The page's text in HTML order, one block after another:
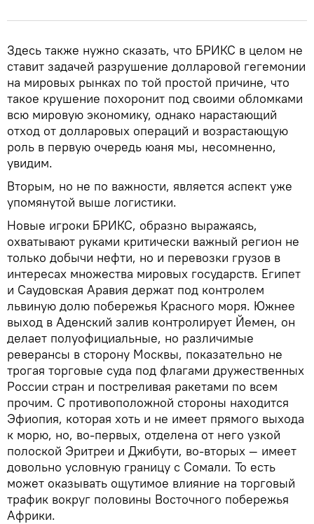
Здесь также нужно сказать, что БРИКС в целом не
ставит задачей разрушение долларовой гегемонии
на мировых рынках по той простой причине, что
такое крушение похоронит под своими обломками
всю мировую экономику, однако нарастающий
отход от долларовых операций и возрастающую
роль в первую очередь юаня мы, несомненно,
увидим.
Вторым, но не по важности, является аспект уже
упомянутой выше логистики.
Новые игроки БРИКС, образно выражаясь,
охватывают руками критически важный регион не
только добычи нефти, но и перевозки грузов в
интересах множества мировых государств. Египет
и Саудовская Аравия держат под контролем
львиную долю побережья Красного моря. Южнее
выход в Аденский залив контролирует Йемен, он
делает полуофициальные, но различимые
реверансы в сторону Москвы, показательно не
трогая торговые суда под флагами дружественных
России стран и постреливая ракетами по всем
прочим. С противоположной стороны находится
Эфиопия, которая хоть и не имеет прямого выхода
к морю, но, во-первых, отделена от него узкой
полоской Эритреи и Джибути, во-вторых — имеет
довольно условную границу с Сомали. То есть
может оказывать ощутимое влияние на торговый
трафик вокруг половины Восточного побережья
Африки.